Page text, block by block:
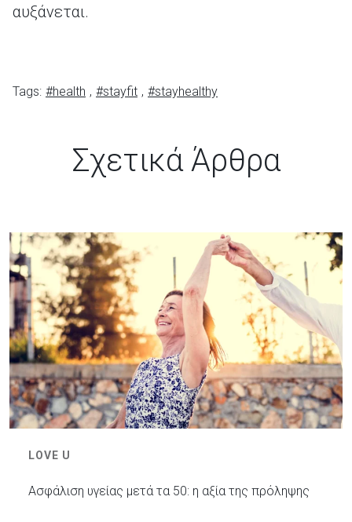
αυξάνεται.
Tags: #health , #stayfit , #stayhealthy
Σχετικά Άρθρα
LOVE U
Ασφάλιση υγείας μετά τα 50: η αξία της πρόληψης